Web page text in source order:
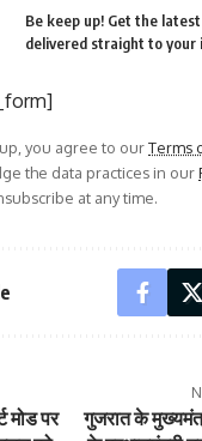
Be keep up! Get the
delivered straight to your
you agree to ourTerms
the data practices in our
at any time.
मोड पर
गुजरात के